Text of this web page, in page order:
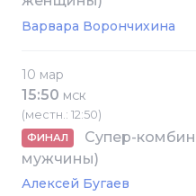
Варвара Ворончихина
10 мар
15:50 МСК
(местн.: 12:50)
ФИНАЛ
Супер-
мужчины)
Алексей Бугаев